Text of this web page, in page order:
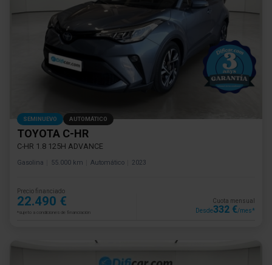
SEMINUEVO AUTOMÁTICO
TOYOTA C-HR
C-HR 1.8 125H ADVANCE
Gasolina 55.000 km Automático 2023
Precio financiado
22.490 €
*sujeto a condiciones de financiación
Cuota mensual
Desde332 €/mes*